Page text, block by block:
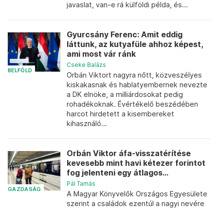
javaslat, van-e rá külföldi példa, és...
BELFÖLD
Gyurcsány Ferenc: Amit eddig
láttunk, az kutyafüle ahhoz képest,
ami most vár ránk
Cseke Balázs
Orbán Viktort nagyra nőtt, közveszélyes
kiskakasnak és hablatyembernek nevezte
a DK elnöke, a milliárdosokat pedig
rohadékoknak. Évértékelő beszédében
harcot hirdetett a kisembereket
kihasználó...
GAZDASÁG
Orbán Viktor áfa-visszatérítése
kevesebb mint havi kétezer forintot
fog jelenteni egy átlagos...
Pál Tamás
A Magyar Könyvelők Országos Egyesülete
szerint a családok ezentúl a nagyi nevére